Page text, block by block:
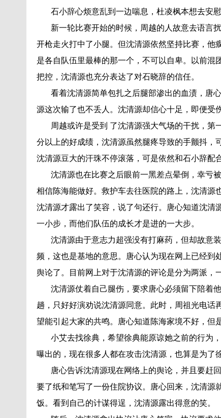
石小辞心烦意乱到一边喘息，杜凌枫本想去安慰
新一轮比赛开始的时候，周越的人故意去语言扰
开枪走火打中了小腿。但沈清源依然坚持比赛，
是各自队伍里最棒的那一个，不可以自卑。以前
把控，沈清源也充分表达了对石晓辞的信任。
看着沈清源简单包扎之后腿部渗出的血渍，唐
源这次输了也不丢人。沈清源却信心十足，即便受
周越或许是受到 了沈清源强大气场的干扰，第
分以上的好成绩，沈清源虽然腿疼导致的手颤抖，
沈清源豆大的汗珠不停滚落，可是依然和石小辞配
沈清源也在比赛之后眼前一黑差点晕倒，幸亏被
相信陈海能做好。救护车去往医院的路上，沈清源
沈清源才露出了笑容，说了句还行。唐心知道沈清
一小步，而他们队伍的成长才是进的一大步。
沈清源由于意志力超强没有打麻药，但却故意
频，这也是基地的意思。唐心认为现在网上已经到
舆论了。目前网上对于沈清源的评论是分为两派，
沈清源仗着自己腿伤，要求唐心必须留下陪着
趟，只好好演劝说沈清源同意。此时，周祖光电
望能引起大家的共鸣。唐心知道陈海家境不好，但
小艾去找徐典，希望徐典能原谅她之前的行为
曝出的，现在很多人都在攻击沈清源，也算是为了
唐心告诉沈清源现在网络上的舆论，并且要赶
要了纸和笔写了一份住院协议。唐心回来，沈清源
饭。看到自己的计谋得逞，沈清源露出得意的笑。